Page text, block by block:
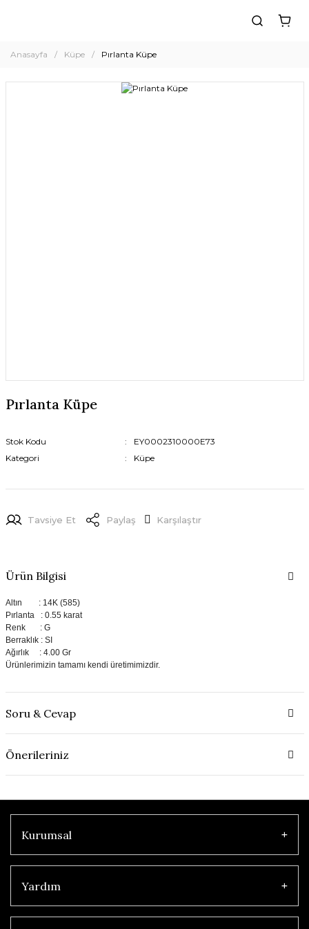
Anasayfa Küpe Pırlanta Küpe
Pırlanta Küpe
Stok Kodu
EY0002310000E73
Kategori
Küpe
Tavsiye Et Paylaş Karşılaştır
Ürün Bilgisi
Altın : 14K (585)
Pırlanta : 0.55 karat
Renk : G
Berraklık : SI
Ağırlık : 4.00 Gr
Ürünlerimizin tamamı kendi üretimimizdir.
Soru & Cevap
Önerileriniz
Kurumsal
Yardım